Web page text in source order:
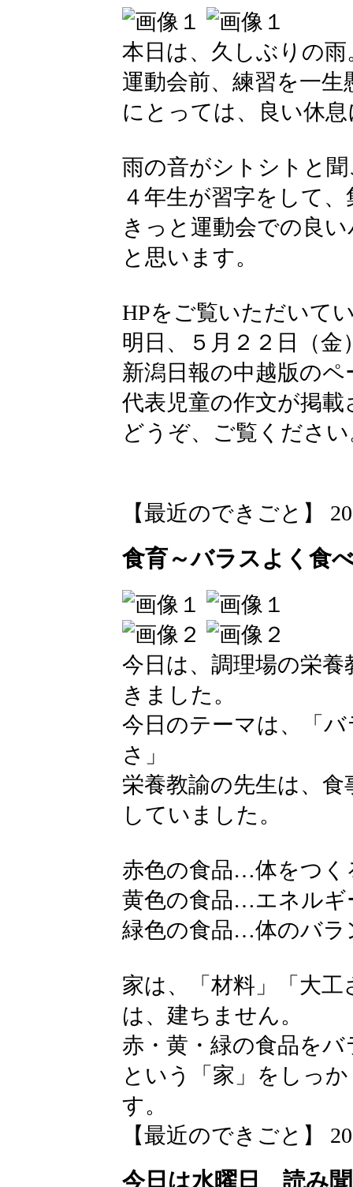
本日は、久しぶりの雨
運動会前、練習を一
にとっては、良い休
雨の音がシトシトと
４年生が習字をして
きっと運動会での良
と思います。
HPをご覧いただいて
明日、５月２２日（金
新潟日報の中越版の
代表児童の作文が掲載
どうぞ、ご覧くださ
【最近のできごと】
食育～バラスよく食
今日は、調理場の栄
きました。
今日のテーマは、「
さ」
栄養教諭の先生は、
していました。
赤色の食品…体をつ
黄色の食品…エネル
緑色の食品…体のバ
家は、「材料」「大
は、建ちません。
赤・黄・緑の食品を
という「家」をしっ
す。
【最近のできごと】
今日は水曜日 読み